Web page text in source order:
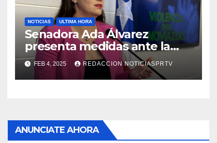
NOTICIAS ULTIMA HORA
Senadora Ada Álvarez
presenta medidas ante la
violencia en el noviazgo
FEB 4, 2025 REDACCION NOTICIASPRTV
ANUNCIATE AHORA